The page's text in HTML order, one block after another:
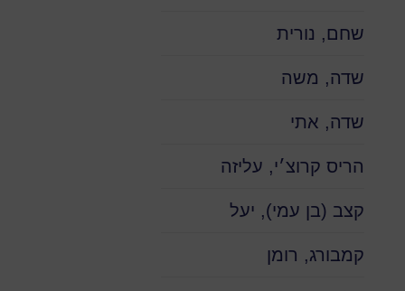
שחם, נורית
שדה, משה
שדה, אתי
הריס קרוצ׳י, עליזה
קצב (בן עמי), יעל
קמבורג, רומן